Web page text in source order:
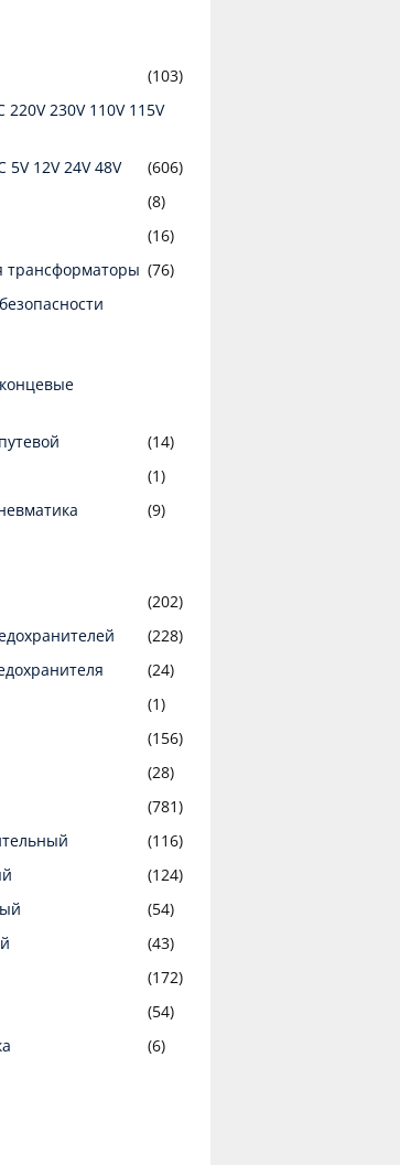
(103)
220V 230V 110V 115V
5V 12V 24V 48V
(606)
(8)
(16)
(76)
(14)
(1)
(9)
(202)
(228)
(24)
(1)
(156)
(28)
(781)
(116)
(124)
(54)
(43)
(172)
(54)
(6)